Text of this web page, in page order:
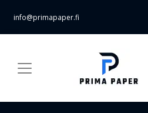
info@primapaper.fi